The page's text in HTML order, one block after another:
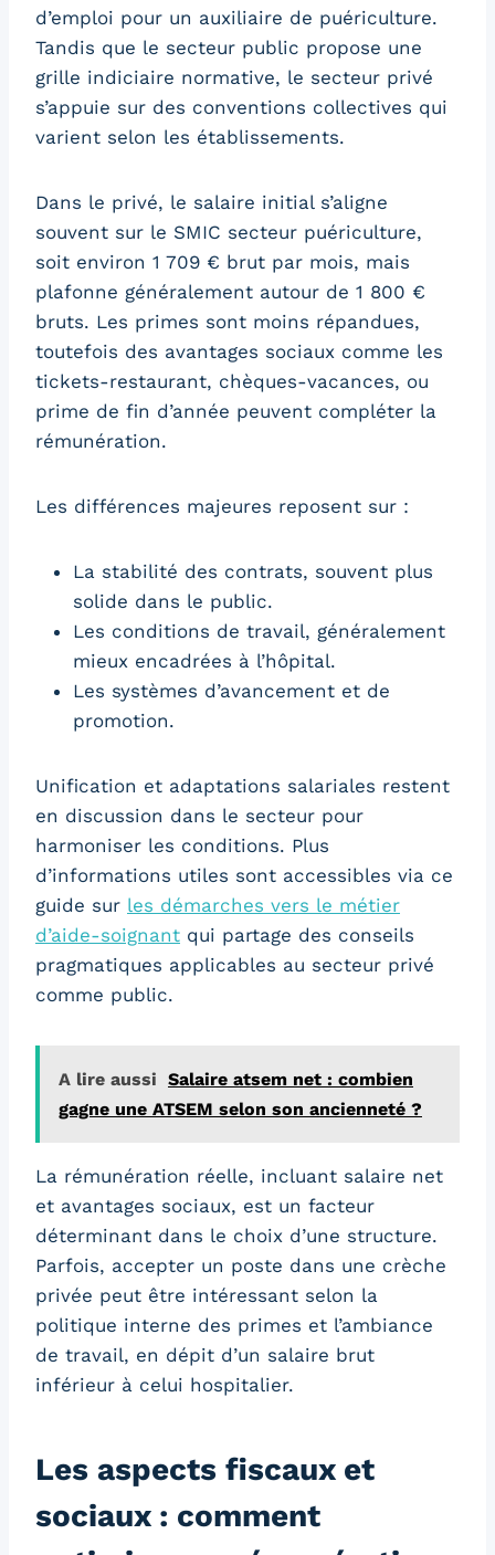
d’emploi pour un auxiliaire de puériculture.
Tandis que le secteur public propose une
grille indiciaire normative, le secteur privé
s’appuie sur des conventions collectives qui
varient selon les établissements.
Dans le privé, le salaire initial s’aligne
souvent sur le SMIC secteur puériculture,
soit environ 1 709 € brut par mois, mais
plafonne généralement autour de 1 800 €
bruts. Les primes sont moins répandues,
toutefois des avantages sociaux comme les
tickets-restaurant, chèques-vacances, ou
prime de fin d’année peuvent compléter la
rémunération.
Les différences majeures reposent sur :
La stabilité des contrats, souvent plus
solide dans le public.
Les conditions de travail, généralement
mieux encadrées à l’hôpital.
Les systèmes d’avancement et de
promotion.
Unification et adaptations salariales restent
en discussion dans le secteur pour
harmoniser les conditions. Plus
d’informations utiles sont accessibles via ce
guide sur les démarches vers le métier
d’aide-soignant qui partage des conseils
pragmatiques applicables au secteur privé
comme public.
A lire aussi Salaire atsem net : combien
gagne une ATSEM selon son ancienneté ?
La rémunération réelle, incluant salaire net
et avantages sociaux, est un facteur
déterminant dans le choix d’une structure.
Parfois, accepter un poste dans une crèche
privée peut être intéressant selon la
politique interne des primes et l’ambiance
de travail, en dépit d’un salaire brut
inférieur à celui hospitalier.
Les aspects fiscaux et
sociaux : comment